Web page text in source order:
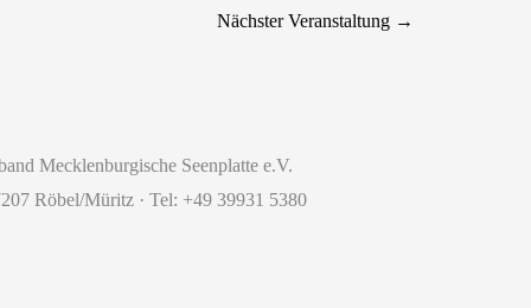
Nächster Veranstaltung →
Mecklenburgische Seenplatte e.V.
Röbel/Müritz · Tel: +49 39931 5380